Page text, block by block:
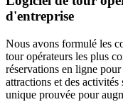
d'entreprise
Nous avons formulé les
tour opérateurs les plus
réservations en ligne
attractions et des
unique prouvée pour